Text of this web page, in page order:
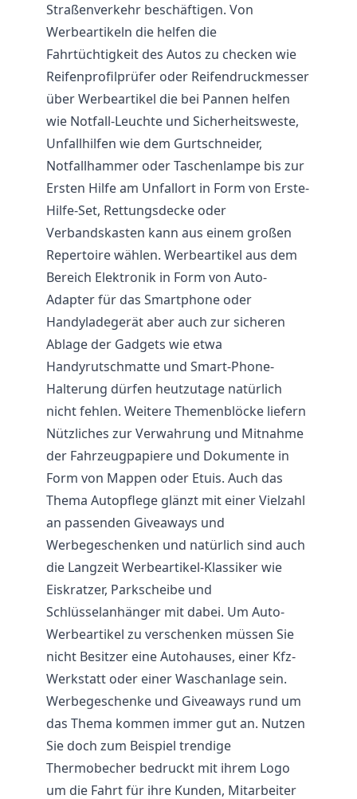
Straßenverkehr beschäftigen. Von
Werbeartikeln die helfen die
Fahrtüchtigkeit des Autos zu checken wie
Reifenprofilprüfer oder Reifendruckmesser
über Werbeartikel die bei Pannen helfen
wie Notfall-Leuchte und Sicherheitsweste,
Unfallhilfen wie dem Gurtschneider,
Notfallhammer oderTaschenlampe bis zur
Ersten Hilfe am Unfallort in Form von Erste-
Hilfe-Set, Rettungsdecke oder
Verbandskasten kann aus einem großen
Repertoire wählen. Werbeartikel aus dem
Bereich Elektronik in Form von Auto-
Adapter für das Smartphone oder
Handyladegerät aber auch zur sicheren
Ablage der Gadgets wie etwa
Handyrutschmatte und Smart-Phone-
Halterung dürfen heutzutage natürlich
nicht fehlen. Weitere Themenblöcke liefern
Nützliches zur Verwahrung und Mitnahme
der Fahrzeugpapiere und Dokumente in
Form von Mappen oder Etuis. Auch das
Thema Autopflege glänzt mit einer Vielzahl
an passenden Giveaways und
Werbegeschenken und natürlich sind auch
die Langzeit Werbeartikel-Klassiker wie
Eiskratzer, Parkscheibe und
Schlüsselanhänger mit dabei. Um Auto-
Werbeartikel zu verschenken müssen Sie
nicht Besitzer eine Autohauses, einer Kfz-
Werkstatt oder einer Waschanlage sein.
Werbegeschenke und Giveaways rund um
das Thema kommen immer gut an. Nutzen
Sie doch zum Beispiel trendige
Thermobecher bedruckt mit ihrem Logo
um die Fahrt für ihre Kunden, Mitarbeiter